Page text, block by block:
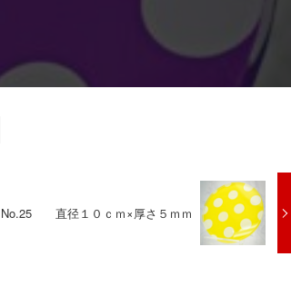
No.25 直径１０ｃｍ×厚さ５ｍｍ